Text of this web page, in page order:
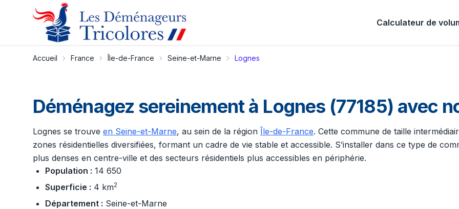
Calculateur de
Accueil France Île-de-France Seine-et-Marne Lognes
Déménagez sereinement à Lognes (77185) avec
Lognes se trouve en Seine-et-Marne, au sein de la région Île-de-France. Cette commune de taille
zones résidentielles diversifiées, formant un cadre de vie stable et accessible. S’installer dans ce type de
plus denses en centre-ville et des secteurs résidentiels plus accessibles en périphérie.
Population : 14 650
Superficie : 4 km2
Département : Seine-et-Marne